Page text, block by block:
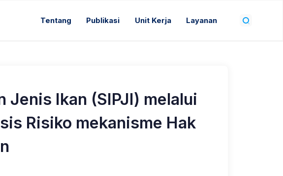
Tentang Publikasi Unit Kerja Layanan
Jenis Ikan (SIPJI) melalui
Risiko mekanisme Hak